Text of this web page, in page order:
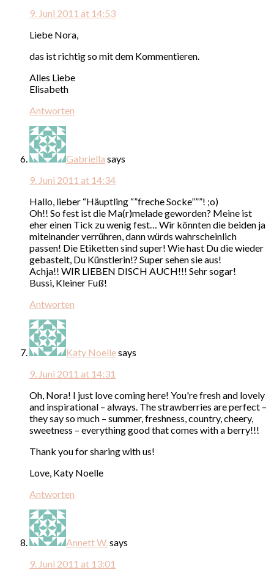
9. Juni 2011 at 14:53
Liebe Nora,
das ist richtig so mit dem Kommentieren.
Alles Liebe
Elisabeth
Antworten
Gabriella says
9. Juni 2011 at 14:34
Hallo, lieber “Häuptling “”freche Socke”””! ;o)
Oh!! So fest ist die Ma(r)melade geworden? Meine ist
eher einen Tick zu wenig fest… Wir könnten die beiden ja
miteinander verrühren, dann würds wahrscheinlich
passen! Die Etiketten sind super! Wie hast Du die wieder
gebastelt, Du Künstlerin!? Super sehen sie aus!
Achja!! WIR LIEBEN DISCH AUCH!!! Sehr sogar!
Bussi, Kleiner Fuß!
Antworten
Katy Noellesays
9. Juni 2011 at 14:31
Oh, Nora! I just love coming here! You're fresh and lovely
and inspirational – always. The strawberries are perfect –
they say so much – summer, freshness, country, cheery,
sweetness – everything good that comes with a berry!!!
Thank you for sharing with us!
Love, Katy Noelle
Antworten
Annett W. says
9. Juni 2011 at 13:01